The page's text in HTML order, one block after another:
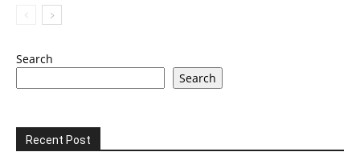
Search
Search
Recent Post